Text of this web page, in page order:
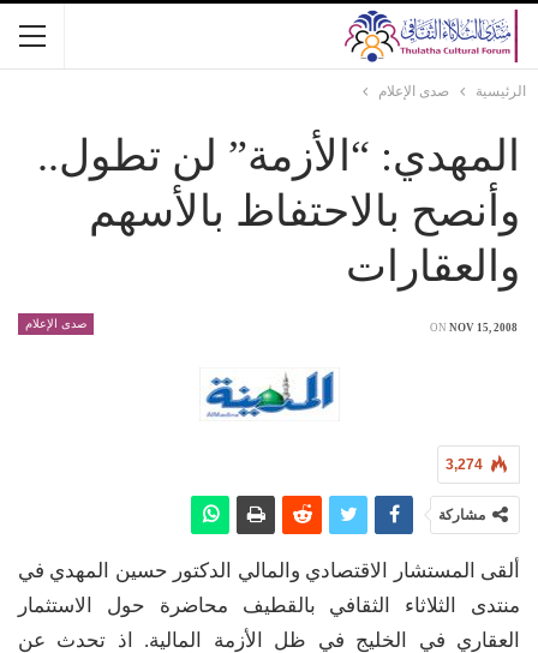
الرئيسية صدى الإعلام
المهدي: “الأزمة” لن تطول..
وأنصح بالاحتفاظ بالأسهم
والعقارات
صدى الإعلام ON NOV 15, 2008
3,274
مشاركة
ألقى المستشار الاقتصادي والمالي الدكتور حسين المهدي في
منتدى الثلاثاء الثقافي بالقطيف محاضرة حول الاستثمار
العقاري في الخليج في ظل الأزمة المالية. اذ تحدث عن